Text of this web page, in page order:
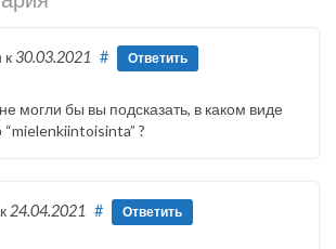
к30.03.2021 # Ответить
могли бы вы подсказать, в каком виде
“mielenkiintoisinta” ?
к 24.04.2021 # Ответить